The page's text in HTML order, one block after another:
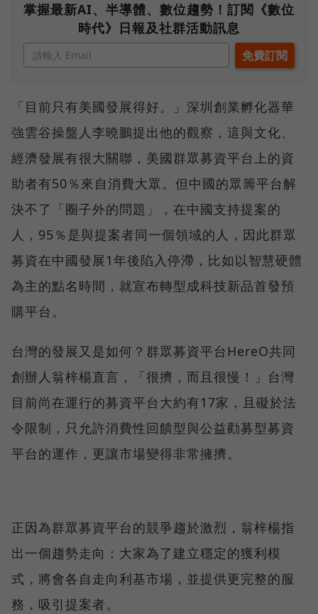
掌握最新AI、半導體、數位趨勢！訂閱《數位
時代》日報及社群活動訊息
「目前只有美國發展得好。」深圳創業孵化器華
強雲谷操盤人李曉鵬提出他的觀察，這與文化、
經濟發展有很大關聯，美國群眾募資平台上的資
助者有50％來自消費大眾。但中國的眾籌平台解
決不了「圈子外的問題」，在中國支持提案的
人，95％是與提案者同一個領域的人，因此群眾
募資在中國發展1年後陷入停滯，比如以智慧硬體
為主的點名時間，就宣布轉型成科技新品首發預
購平台。
台灣的發展又是如何？群眾募資平台HereO共同
創辦人翁梓楊直言，「很擠，而且很慢！」台灣
目前尚在運行的募資平台大約有17家，且礙於法
令限制，只允許消費性回饋型與公益勸募型募資
平台的運作，更讓市場變得非常擁擠。
正因為群眾募資平台的競爭趨於激烈，翁梓楊指
出一個趨勢走向：大家為了建立穩定的獲利模
式，將會各自走向利基市場，並提供更完整的服
務，吸引提案者。